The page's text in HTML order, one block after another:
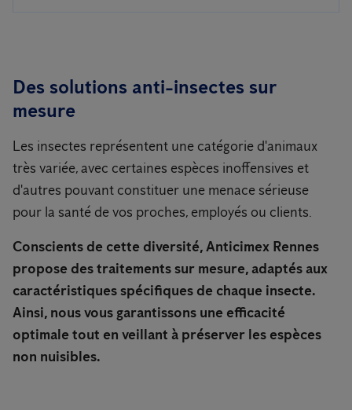
Des solutions anti-insectes sur
mesure
Les insectes représentent une catégorie d'animaux
très variée, avec certaines espèces inoffensives et
d'autres pouvant constituer une menace sérieuse
pour la santé de vos proches, employés ou clients.
Conscients de cette diversité, Anticimex Rennes
propose des traitements sur mesure, adaptés aux
caractéristiques spécifiques de chaque insecte.
Ainsi, nous vous garantissons une efficacité
optimale tout en veillant à préserver les espèces
non nuisibles.